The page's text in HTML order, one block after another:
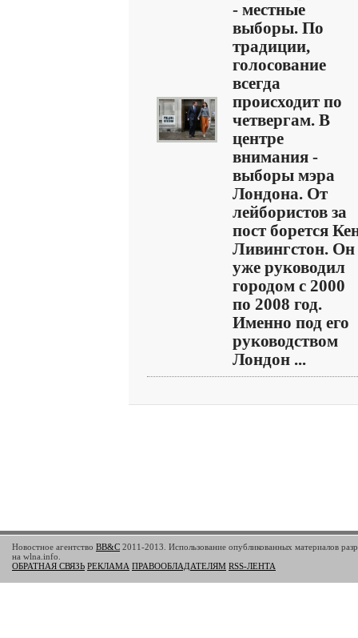
- местные
выборы. По
традиции,
голосование
всегда
происходит по
четвергам. В
центре
внимания -
выборы мэра
Лондона. От
лейбористов за
пост борется
Ливингстон. Он
уже руководил
городом с 2000
по 2008 год.
Именно под его
руководством
Лондон ...
Новостное агентство BB&C 2011-2013. Использование опубликованных материалов
на wlna.info.
ОБРАТНАЯ СВЯЗЬ РЕКЛАМА ПРАВООБЛАДАТЕЛЯМ RSS-ЛЕНТА